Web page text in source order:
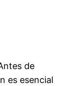
de
es esencial